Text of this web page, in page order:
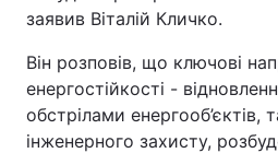
заявив Віталій Кличко.
Він розповів, що ключові
енергостійкості -
обстрілами енергооб’єктів,
інженерного захисту,